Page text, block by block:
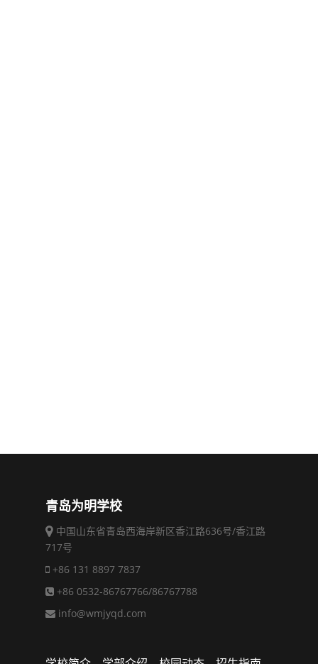
青岛为明学校
中国山东省青岛西海岸新区香江路636号/香江路
717号
+86 131 8897 7837
+86 0532-86767766/86767788
info@wmjyqd.com